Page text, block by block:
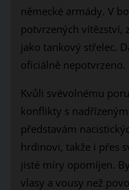
německé armády. V
potvrzených vítězství,
jako tankový střelec.
oficiálně nepotvrzeno.
Kvůli svévolnému
konflikty s
představám
hrdinovi, takže i přes
jisté míry opomíjen.
vlasy a vousy než